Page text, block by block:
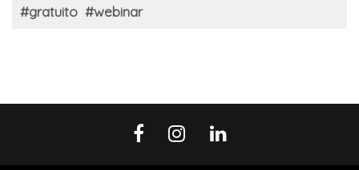
#gratuito #webinar